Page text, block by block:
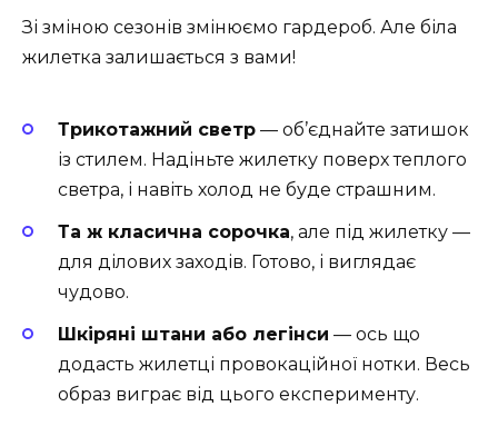
Зі зміною сезонів змінюємо гардероб. Але біла
жилетка залишається з вами!
Трикотажний светр — об’єднайте затишок
із стилем. Надіньте жилетку поверх теплого
светра, і навіть холод не буде страшним.
Та ж класична сорочка, але під жилетку —
для ділових заходів. Готово, і виглядає
чудово.
Шкіряні штани або легінси — ось що
додасть жилетці провокаційної нотки. Весь
образ виграє від цього експерименту.